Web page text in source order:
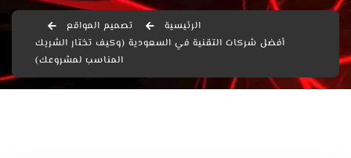
الرئيسية
تصميم المواقع
أفضل شركات التقنية في السعودية (وكيف تختار الشريك
المناسب لمشروعك)